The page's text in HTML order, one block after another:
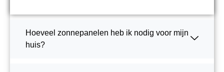
Hoeveel zonnepanelen heb ik nodig voor mijn
huis?